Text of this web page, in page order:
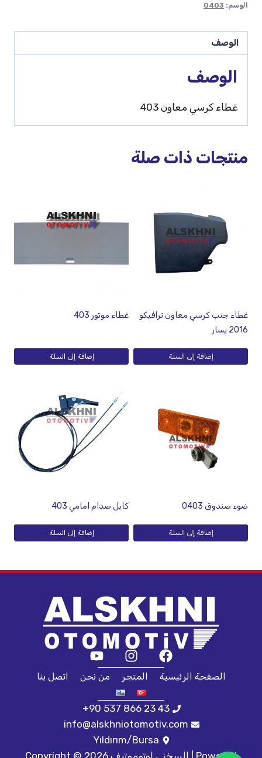
الوسم: 0403
الوصف
الوصف
غطاء كرسي معاون 403
منتجات ذات صلة
غطاء جنب كرسي معاون ترافيكو
2016 يسار
إضافة إلى السلة
غطاء موتور 403
إضافة إلى السلة
ضوء صندوق 0403
إضافة إلى السلة
كابل صدام امامي 403
إضافة إلى السلة
الصفحة الرئيسية المتجر من نحن اتصل بنا
+90 537 866 23 43
info@alskhniotomotiv.com
Yıldırım/Bursa
Copyright © 2026 السخني اوتوموتيف | Powered